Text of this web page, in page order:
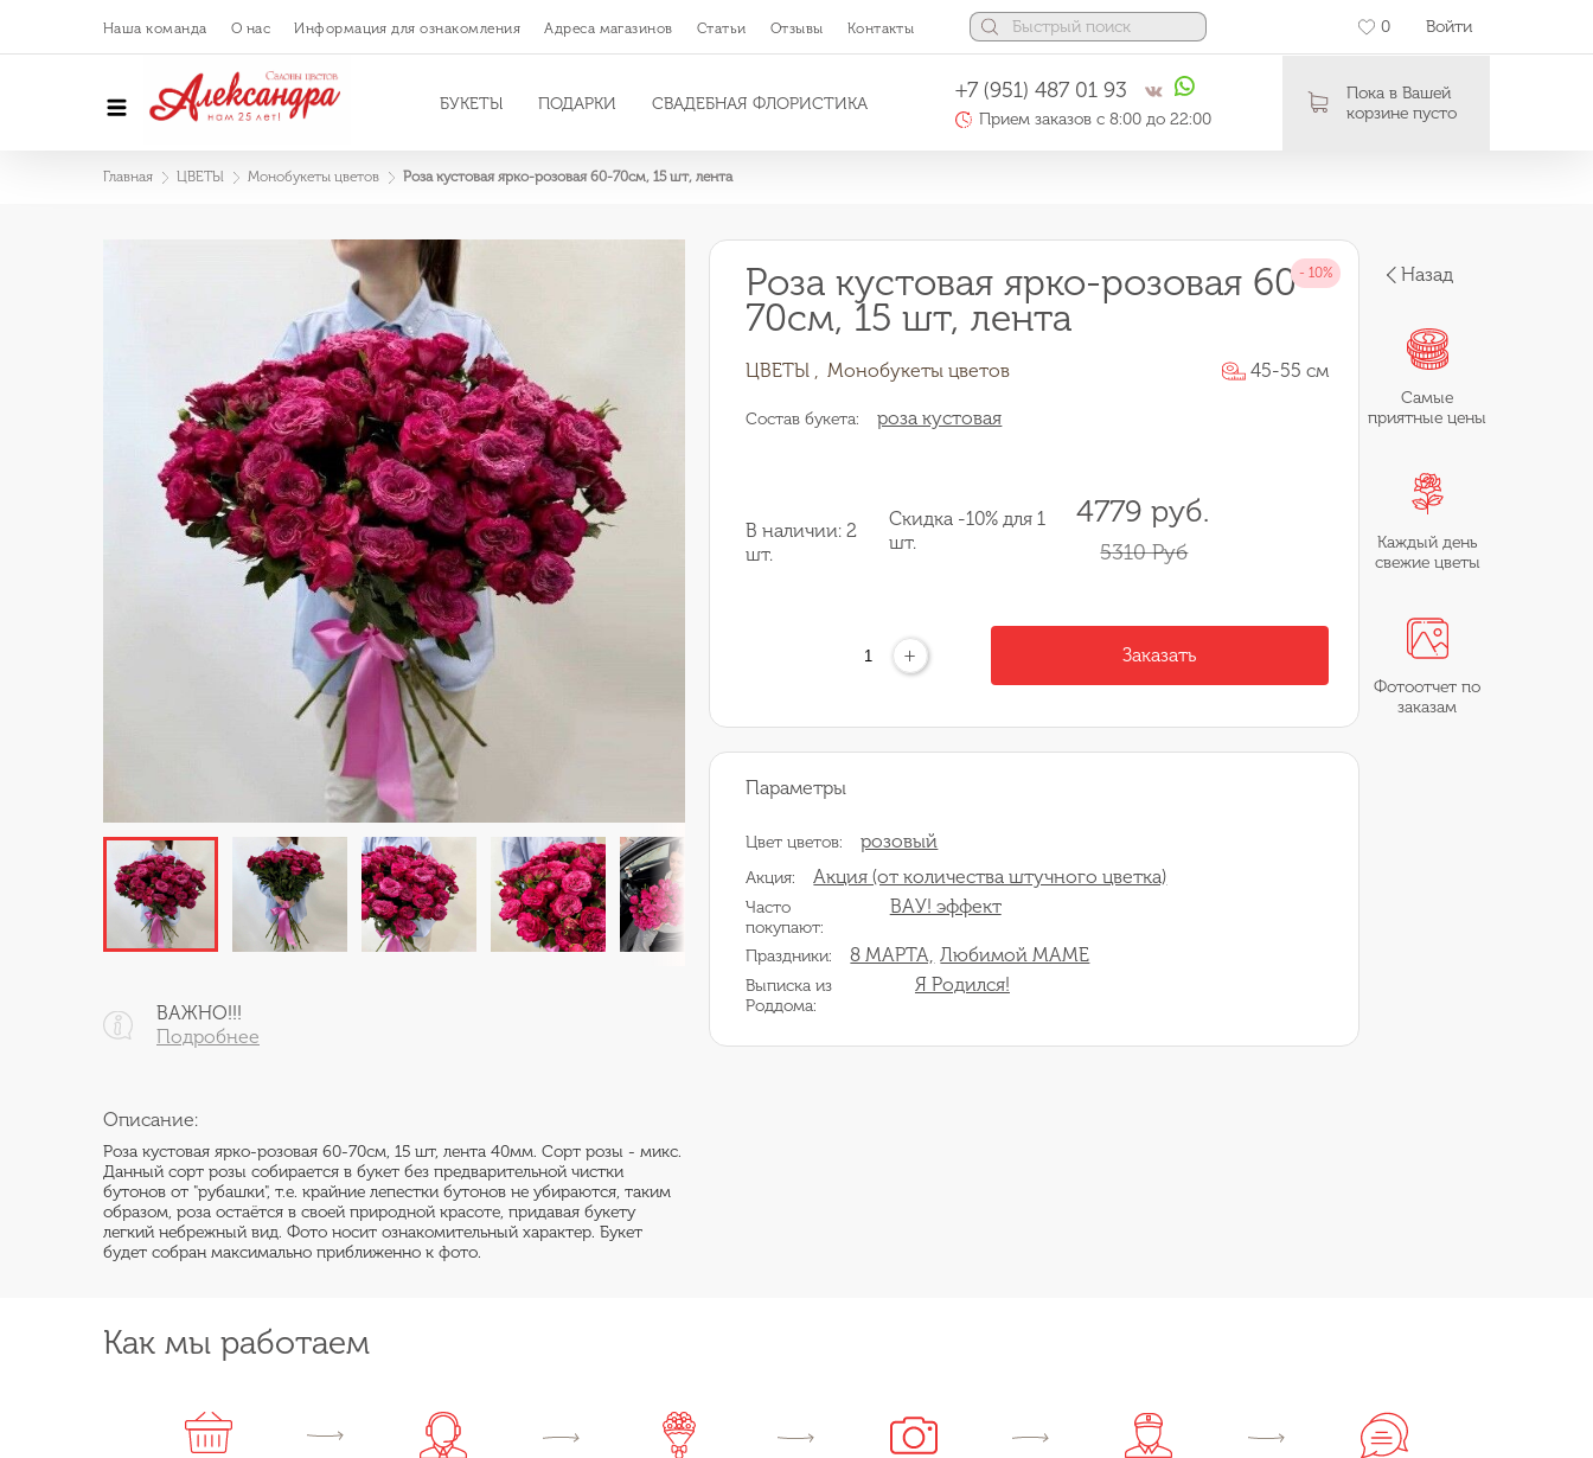
Наша команда О нас Информация для ознакомления Адреса магазинов Статьи Отзывы Контакты 0 Войти
БУКЕТЫ ПОДАРКИ СВАДЕБНАЯ ФЛОРИСТИКА
+7 (951) 487 01 93
Прием заказов с 8:00 до 22:00
Пока в Вашей
корзине пусто
Главная ЦВЕТЫ Монобукеты цветов Роза кустовая ярко-розовая 60-70см, 15 шт, лента
ВАЖНО!!!
Подробнее
Описание:
Роза кустовая ярко-розовая 60-70см, 15 шт, лента 40мм. Сорт розы - микс.
Данный сорт розы собирается в букет без предварительной чистки
бутонов от "рубашки", т.е. крайние лепестки бутонов не убираются, таким
образом, роза остаётся в своей природной красоте, придавая букету
легкий небрежный вид. Фото носит ознакомительный характер. Букет
будет собран максимально приближенно к фото.
Роза кустовая ярко-розовая 60-
70см, 15 шт, лента
ЦВЕТЫ , Монобукеты цветов 45-55 см
Состав букета: роза кустовая
В наличии: 2
шт.
Скидка -10% для 1
шт.
4779 руб.
5310 Руб
+ Заказать
Параметры
Цвет цветов: розовый
Акция: Акция (от количества штучного цветка)
Часто
покупают:
ВАУ! эффект
Праздники: 8 МАРТА, Любимой МАМЕ
Выписка из
Роддома:
Я Родился!
Назад
Самые
приятные цены
Каждый день
свежие цветы
Фотоотчет по
заказам
Как мы работаем